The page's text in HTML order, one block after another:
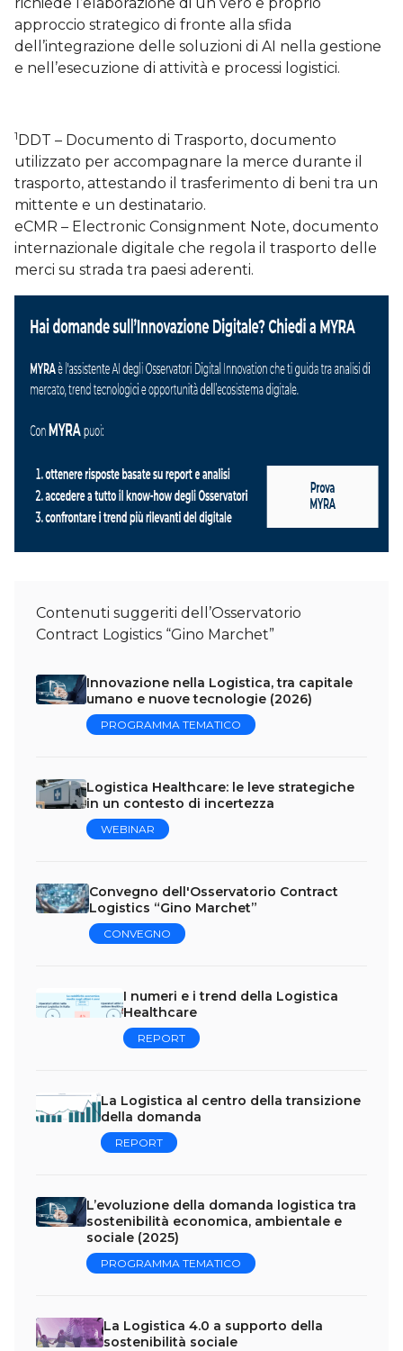
approccio strategico di fronte alla sfida
dell’integrazione delle soluzioni di AI nella gestione
e nell’esecuzione di attività e processi logistici.
1DDT – Documento di Trasporto, documento
utilizzato per accompagnare la merce durante il
trasporto, attestando il trasferimento di beni tra un
mittente e un destinatario.
eCMR – Electronic Consignment Note, documento
internazionale digitale che regola il trasporto delle
merci su strada tra paesi aderenti.
Contenuti suggeriti dell’Osservatorio
Contract Logistics “Gino Marchet”
Innovazione nella Logistica, tra capitale
umano e nuove tecnologie (2026)
PROGRAMMA TEMATICO
Logistica Healthcare: le leve strategiche
in un contesto di incertezza
WEBINAR
Convegno dell'Osservatorio Contract
Logistics “Gino Marchet”
CONVEGNO
I numeri e i trend della Logistica
Healthcare
REPORT
La Logistica al centro della transizione
della domanda
REPORT
L’evoluzione della domanda logistica tra
sostenibilità economica, ambientale e
sociale (2025)
PROGRAMMA TEMATICO
La Logistica 4.0 a supporto della
sostenibilità sociale